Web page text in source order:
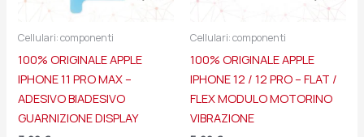
Cellulari: componenti
100% ORIGINALE APPLE
IPHONE 11 PRO MAX –
ADESIVO BIADESIVO
GUARNIZIONE DISPLAY
Cellulari: componenti
100% ORIGINALE APPLE
IPHONE 12 / 12 PRO – FLAT /
FLEX MODULO MOTORINO
VIBRAZIONE